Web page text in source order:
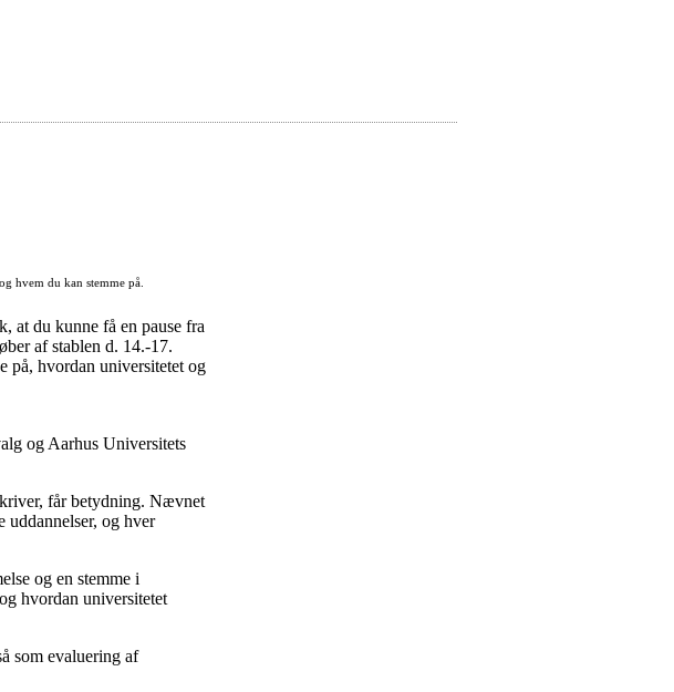
hvem du kan stemme på.
at du kunne få en pause fra
af stablen d. 14.-17.
på, hvordan universitetet og
og Aarhus Universitets
får betydning. Nævnet
og hver
og en stemme i
hvordan universitetet
som evaluering af